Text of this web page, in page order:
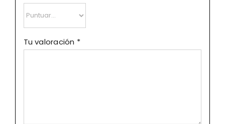
Tu valoración *